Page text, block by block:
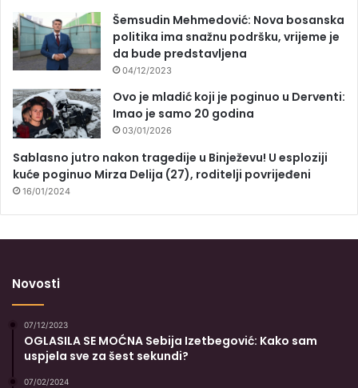
Šemsudin Mehmedović: Nova bosanska
politika ima snažnu podršku, vrijeme je
da bude predstavljena
04/12/2023
Ovo je mladić koji je poginuo u Derventi:
Imao je samo 20 godina
03/01/2026
Sablasno jutro nakon tragedije u Binježevu! U esploziji
kuće poginuo Mirza Delija (27), roditelji povrijeđeni
16/01/2024
Novosti
07/12/2023
OGLASILA SE MOĆNA Sebija Izetbegović: Kako sam
uspjela sve za šest sekundi?
07/02/2024